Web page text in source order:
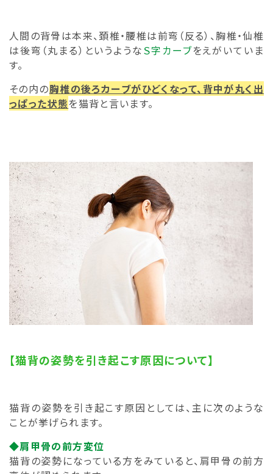
人間の背骨は本来、頚椎・腰椎は前弯（反る）、胸椎・仙椎
は後弯（丸まる）というようなＳ字カーブをえがいていま
す。
その内の胸椎の後ろカーブがひどくなって、背中が丸く出
っぱった状態を猫背と言います。
【猫背の姿勢を引き起こす原因について】
猫背の姿勢を引き起こす原因としては、主に次のような
ことが挙げられます。
◆肩甲骨の前方変位
猫背の姿勢になっている方をみていると、肩甲骨の前方